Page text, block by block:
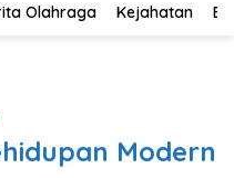
Olahraga Kejahatan
Modern